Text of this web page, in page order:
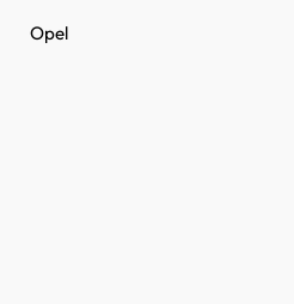
Opel